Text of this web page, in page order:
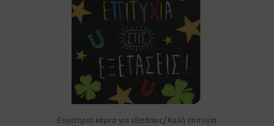
Ευχετήρια κάρτα για εξετάσεις/Καλή επιτυχία